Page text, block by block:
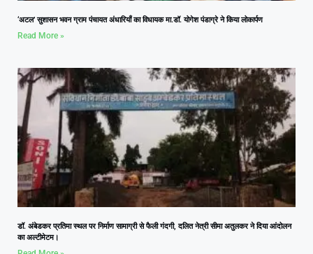
‘अटल’ सुशासन भवन ग्राम पंचायत अंधारियाँ का विधायक मा.डॉ. योगेश पंडाग्रे ने किया लोकार्पण
Read More »
डॉ. अंबेडकर प्रतिमा स्थल पर निर्माण सामाग्री से फैली गंदगी, दलित नेत्री सीमा अतुलकर ने दिया आंदोलन
का अल्टीमेटम।